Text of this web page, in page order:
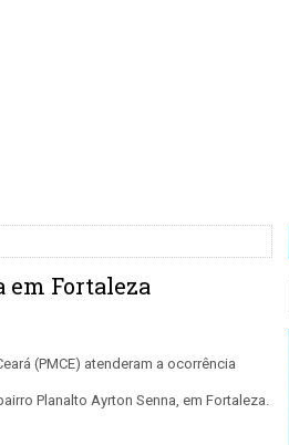
em Fortaleza
Planalto Ayrton Senna, em Fortaleza.